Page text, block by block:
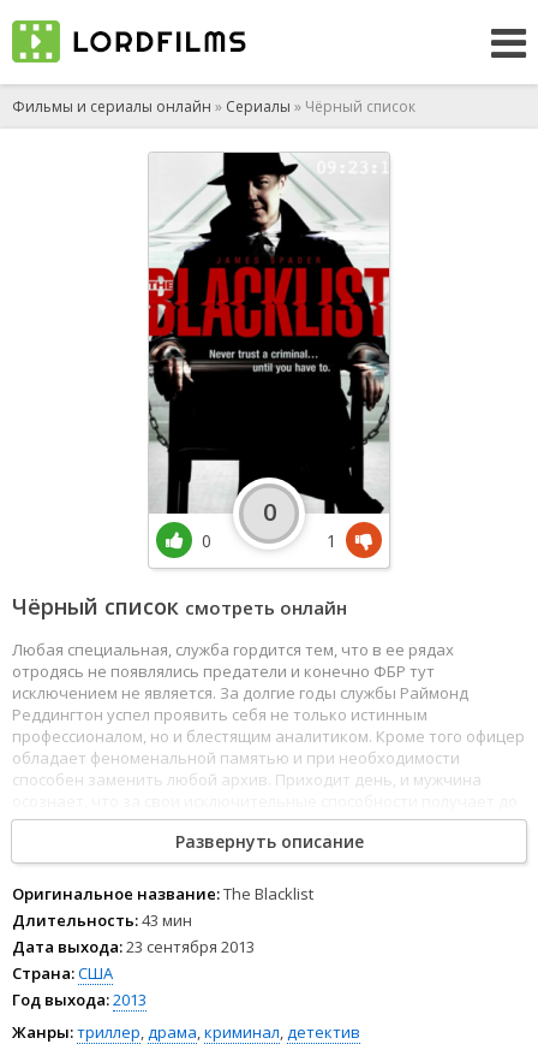
Фильмы и сериалы онлайн » Сериалы » Чёрный список
Чёрный список смотреть онлайн
Любая специальная, служба гордится тем, что в ее рядах
отродясь не появлялись предатели и конечно ФБР тут
исключением не является. За долгие годы службы Раймонд
Реддингтон успел проявить себя не только истинным
профессионалом, но и блестящим аналитиком. Кроме того офицер
обладает феноменальной памятью и при необходимости
способен заменить любой архив. Приходит день, и мужчина
смешного крохотное вознаграждение, после чего испаряется в
тумане с грудой секретных документов. Вскоре выясняется, что
он беззастенчиво наживается, в полной мере используя свои
обширные связи в мире крупного криминала. Однажды он
появляется в штаб-квартире, предлагая содействие и готовый
работать лишь со стажеркой Лиззи Кин.
Развернуть описание
Оригинальное название:The Blacklist
Длительность:43 мин
Дата выхода:23 сентября 2013
Страна:США
Год выхода:2013
Жанры:триллер,драма,криминал,детектив
0
0
1